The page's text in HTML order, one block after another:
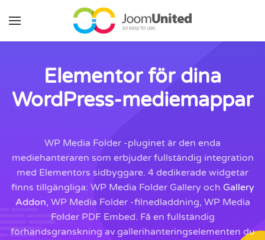
Hoppa till huvudinnehåll
Elementor för dina
WordPress-mediemappar
WP Media Folder -pluginet är den enda
mediehanteraren som erbjuder fullständig integration
med Elementors sidbyggare. 4 dedikerade widgetar
finns tillgängliga: WP Media Folder Gallery och Gallery
Addon, WP Media Folder -filnedladdning, WP Media
Folder PDF Embed. Få en fullständig
förhandsgranskning av gallerihanteringselementen du